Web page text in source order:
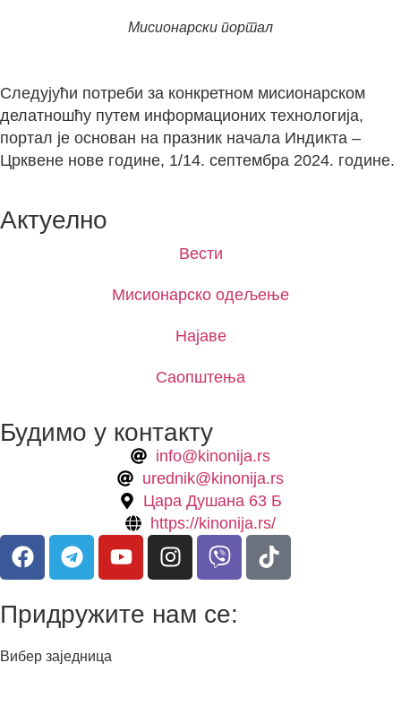
Мисионарски портал
Следујући потреби за конкретном мисионарском
делатношћу путем информационих технологија,
портал је основан на празник начала Индикта –
Црквене нове године, 1/14. септембра 2024. године.
Актуелно
Вести
Мисионарско одељење
Најаве
Саопштења
Будимо у контакту
info@kinonija.rs
urednik@kinonija.rs
Цара Душана 63 Б
https://kinonija.rs/
Придружите нам се:
Вибер заједница